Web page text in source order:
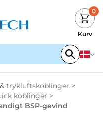
0
Kurv
trykluftskoblinger >
koblinger >
BSP-gevind